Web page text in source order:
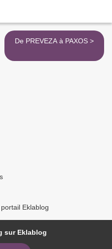
De PREVEZA à PAXOS >
Eklablog
sur Eklablog